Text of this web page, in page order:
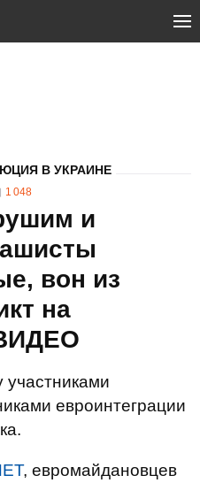
В УКРАИНЕ
1 048
и
вон из
на
участниками
евроинтеграции
, евромайдановцев